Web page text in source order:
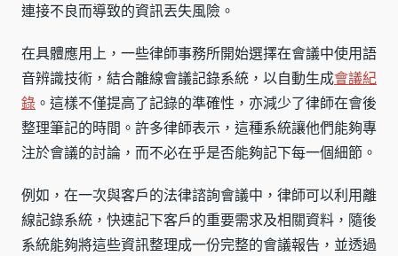
連接不良而導致的資訊丟失風險。
在具體應用上，一些律師事務所開始選擇在會議中使用語
音辨識技術，結合離線會議記錄系統，以自動生成會議紀
錄 。這樣不僅提高了記錄的準確性，亦減少了律師在會後
整理筆記的時間。許多律師表示，這種系統讓他們能夠專
注於會議的討論，而不必在乎是否能夠記下每一個細節。
例如，在一次與客戶的法律諮詢會議中，律師可以利用離
線記錄系統，快速記下客戶的重要需求及相關資料，隨後
系統能夠將這些資訊整理成一份完整的會議報告，並透過